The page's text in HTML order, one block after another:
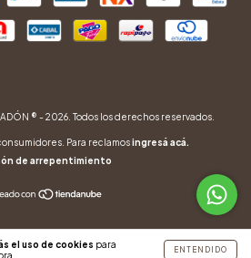
el uso de cookies para
ENTENDIDO
® - 2026. Todos los derechos reservados.
Para reclamosingresá acá.
de arrepentimiento